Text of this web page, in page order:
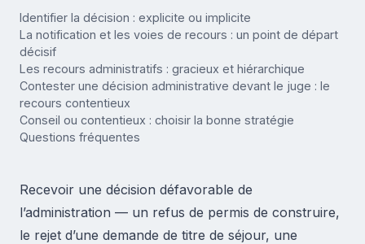
Identifier la décision : explicite ou implicite
La notification et les voies de recours : un point de départ
décisif
Les recours administratifs : gracieux et hiérarchique
Contester une décision administrative devant le juge : le
recours contentieux
Conseil ou contentieux : choisir la bonne stratégie
Questions fréquentes
Recevoir une décision défavorable de
l’administration — un refus de permis de construire,
le rejet d’une demande de titre de séjour, une